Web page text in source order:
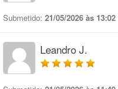
Submetido: 21/05/2026 às 13:02
Leandro J.